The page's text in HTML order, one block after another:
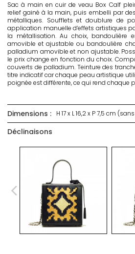
Sac à main en cuir de veau Box Calf
relief gainé à la main, puis embelli par
métalliques. Soufflets et doublure de
application manuelle d’effets artistiques
la métallisation. Au choix, bandoulière
amovible et ajustable ou bandoulière
palladium amovible et non ajustable.
le prix change en fonction du choix.
couverts de palladium. Teinture des
titre indicatif car chaque peau artistique
poignée est différente, ce qui rend chaque
Dimensions : H 17 x L 16,2 x P 7,5 cm
Déclinaisons